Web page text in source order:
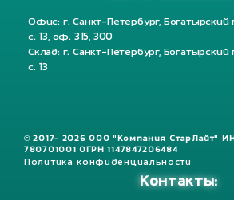
Офис: г. Санкт-Петербург, Богатырский
с. 13, оф. 315, 300
Склад: г. Санкт-Петербург, Богатырский
с. 13
© 2017- 2026 ООО "Компания СтарЛайт"
780701001 ОГРН 1147847206484
Политика конфиденциальности
Контакты: